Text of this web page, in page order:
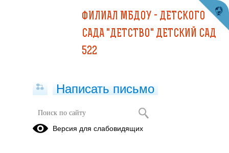
Фестиваль "Подарёнка-folk"
ФИЛИАЛ МБДОУ - ДЕТСКОГО
САДА "ДЕТСТВО" ДЕТСКИЙ САД
522
Написать письмо
Версия для слабовидящих